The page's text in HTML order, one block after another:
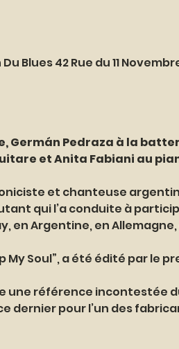
Blues 42 Rue du 11
Germán Pedraza à la
et Anita Fabiani au
et chanteuse
qui l’a conduite à
en Argentine, en
My Soul”, a été édité par le
une référence incontestée
dernier pour l’un des